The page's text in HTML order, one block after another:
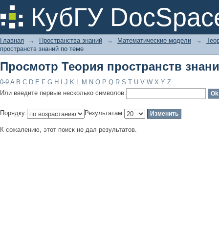
КубГУ
Просмотр Теория пространств
Главная → Пространства знаний → Математические модели →
пространств знаний по теме
Просмотр Теория пространств
0-9 A B C D E F G H J K L M N O P Q R S T U V W X Y Z
Или введите первые несколько символов:
Порядку: Результатам:
К сожалению, этот поиск не дал результатов.